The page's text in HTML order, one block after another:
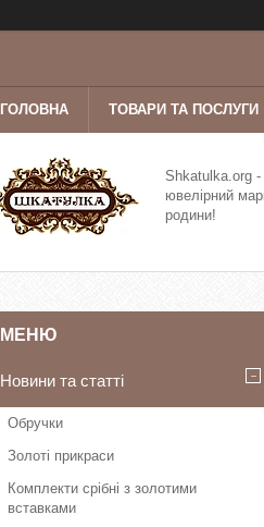
ГОЛОВНА ТОВАРИ ТА ПОСЛУГИ
Shkatulka.org -
ювелірний
родини!
Новини та статті
Обручки
Золоті прикраси
Комплекти срібні з золотими
вставками